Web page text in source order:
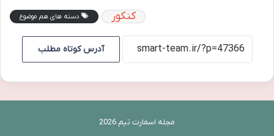
دسته های هم موضوع کنکور
آدرس کوتاه مطلب
مجله اسمارت تیم 2026